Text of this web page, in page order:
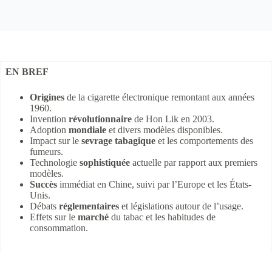
EN BREF
Origines de la cigarette électronique remontant aux années
1960.
Invention révolutionnaire de Hon Lik en 2003.
Adoption mondiale et divers modèles disponibles.
Impact sur le sevrage tabagique et les comportements des
fumeurs.
Technologie sophistiquée actuelle par rapport aux premiers
modèles.
Succès immédiat en Chine, suivi par l’Europe et les États-
Unis.
Débats réglementaires et législations autour de l’usage.
Effets sur le marché du tabac et les habitudes de
consommation.